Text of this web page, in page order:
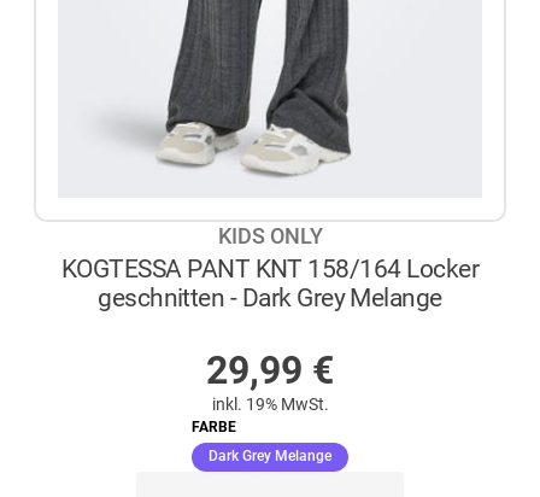
KIDS ONLY
KOGTESSA PANT KNT 158/164 Locker
geschnitten - Dark Grey Melange
29,99 €
inkl. 19% MwSt.
FARBE
Dark Grey Melange(ausgewählt)